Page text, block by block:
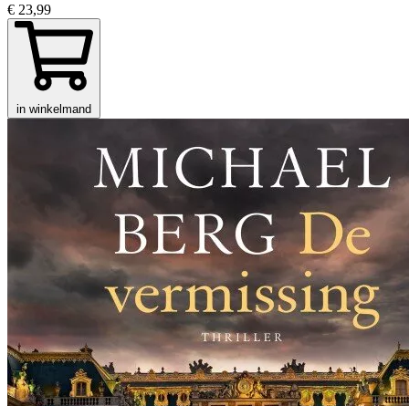
€ 23,99
in winkelmand